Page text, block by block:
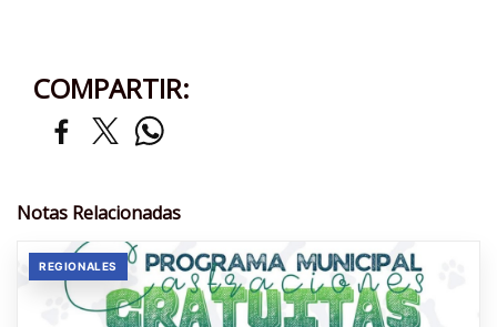
COMPARTIR:
Notas Relacionadas
REGIONALES